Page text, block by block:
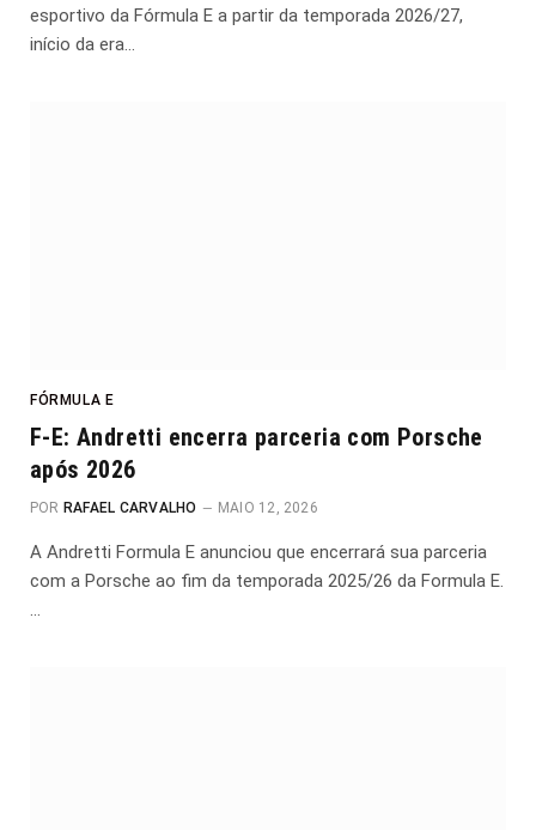
esportivo da Fórmula E a partir da temporada 2026/27,
início da era…
FÓRMULA E
F-E: Andretti encerra parceria com Porsche
após 2026
POR RAFAEL CARVALHO MAIO 12, 2026
A Andretti Formula E anunciou que encerrará sua parceria
com a Porsche ao fim da temporada 2025/26 da Formula E.
…